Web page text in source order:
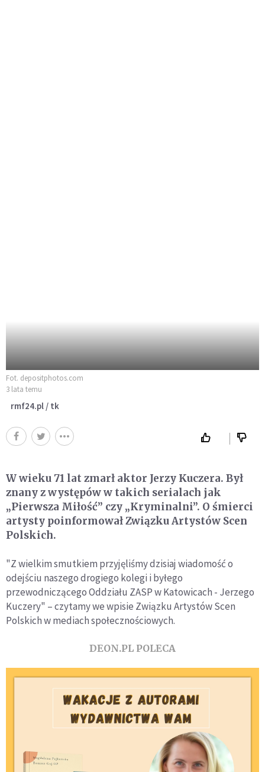
Fot. depositphotos.com
3 lata temu
rmf24.pl / tk
W wieku 71 lat zmarł aktor Jerzy Kuczera. Był
znany z występów w takich serialach jak
„Pierwsza Miłość” czy „Kryminalni”. O śmierci
artysty poinformował Związku Artystów Scen
Polskich.
"Z wielkim smutkiem przyjęliśmy dzisiaj wiadomość o
odejściu naszego drogiego kolegi i byłego
przewodniczącego Oddziału ZASP w Katowicach - Jerzego
Kuczery" – czytamy we wpisie Związku Artystów Scen
Polskich w mediach społecznościowych.
DEON.PL POLECA